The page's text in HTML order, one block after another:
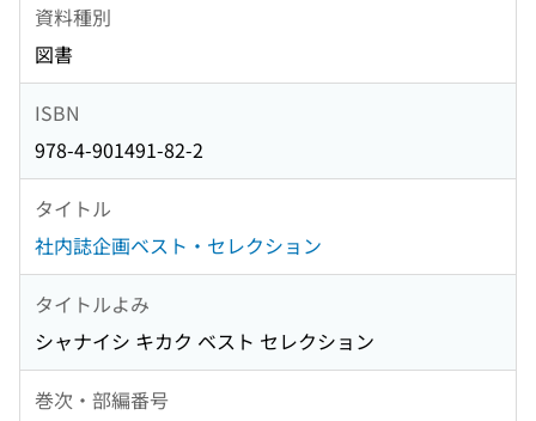
資料種別
図書
ISBN
978-4-901491-82-2
タイトル
社内誌企画ベスト・セレクション
タイトルよみ
シャナイシ キカク ベスト セレクション
巻次・部編番号